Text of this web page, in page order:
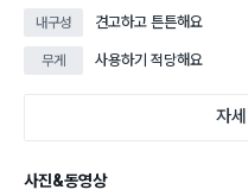
내구성 견고하고 튼튼해요
무게 사용하기 적당해요
자
사진&동영상